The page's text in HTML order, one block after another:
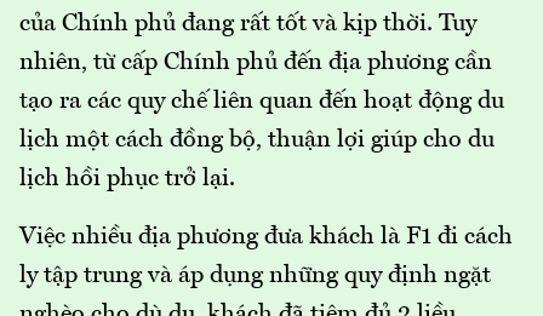
của Chính phủ đang rất tốt và kịp thời. Tuy
nhiên, từ cấp Chính phủ đến địa phương cần
tạo ra các quy chế liên quan đến hoạt động du
lịch một cách đồng bộ, thuận lợi giúp cho du
lịch hồi phục trở lại.
Việc nhiều địa phương đưa khách là F1 đi cách
ly tập trung và áp dụng những quy định ngặt